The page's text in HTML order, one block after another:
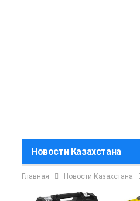
Новости Казахстана
Главная Новости Казахстана